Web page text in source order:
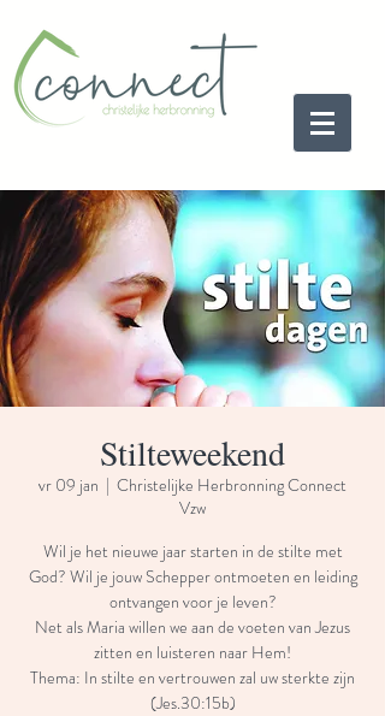
Stilteweekend
vr 09 jan
  |
Christelijke Herbronning Connect
Vzw
Wil je het nieuwe jaar starten in de stilte met
God? Wil je jouw Schepper ontmoeten en leiding
ontvangen voor je leven?
Net als Maria willen we aan de voeten van Jezus
zitten en luisteren naar Hem!
Thema: In stilte en vertrouwen zal uw sterkte zijn
(Jes.30:15b)